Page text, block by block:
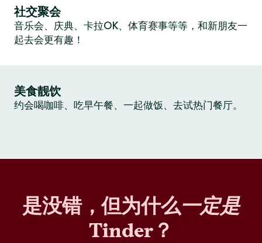
社交聚会
音乐会、庆典、卡拉OK、体育赛事等等，和新朋友一
起去会更有趣！
美食靓饮
约会喝咖啡、吃早午餐、一起做饭、去试热门餐厅。
是没错，但为什么一定是
Tinder？